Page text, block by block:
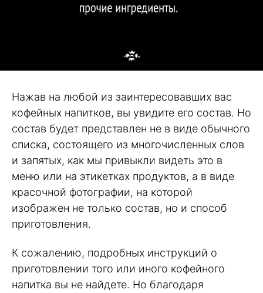
Нажав на любой из заинтересовавших вас
кофейных напитков, вы увидите его состав. Но
состав будет представлен не в виде обычного
списка, состоящего из многочисленных слов
и запятых, как мы привыкли видеть это в
меню или на этикетках продуктов, а в виде
красочной фотографии, на которой
изображен не только состав, но и способ
приготовления.
К сожалению, подробных инструкций о
приготовлении того или иного кофейного
напитка вы не найдете. Но благодаря